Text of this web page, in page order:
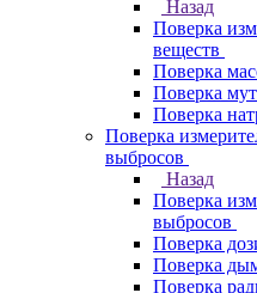
Назад
Поверка
веществ
Поверка
Поверка
Поверка
Поверка
выбросов
Назад
Поверка
выбросов
Поверка
Поверка
Поверка